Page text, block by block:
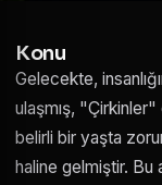
Konu
Gelecekte,
ulaşmış, "Çirkinler"
belirli bir yaşta
haline gelmiştir. Bu